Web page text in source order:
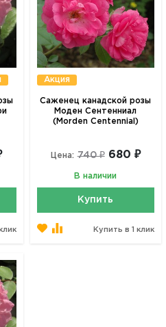
Акция
Саженец канадской розы
Моден Сентенниал
(Morden Centennial)
Цена: 740 ₽ 680 ₽
В наличии
Купить
Купить в 1 клик